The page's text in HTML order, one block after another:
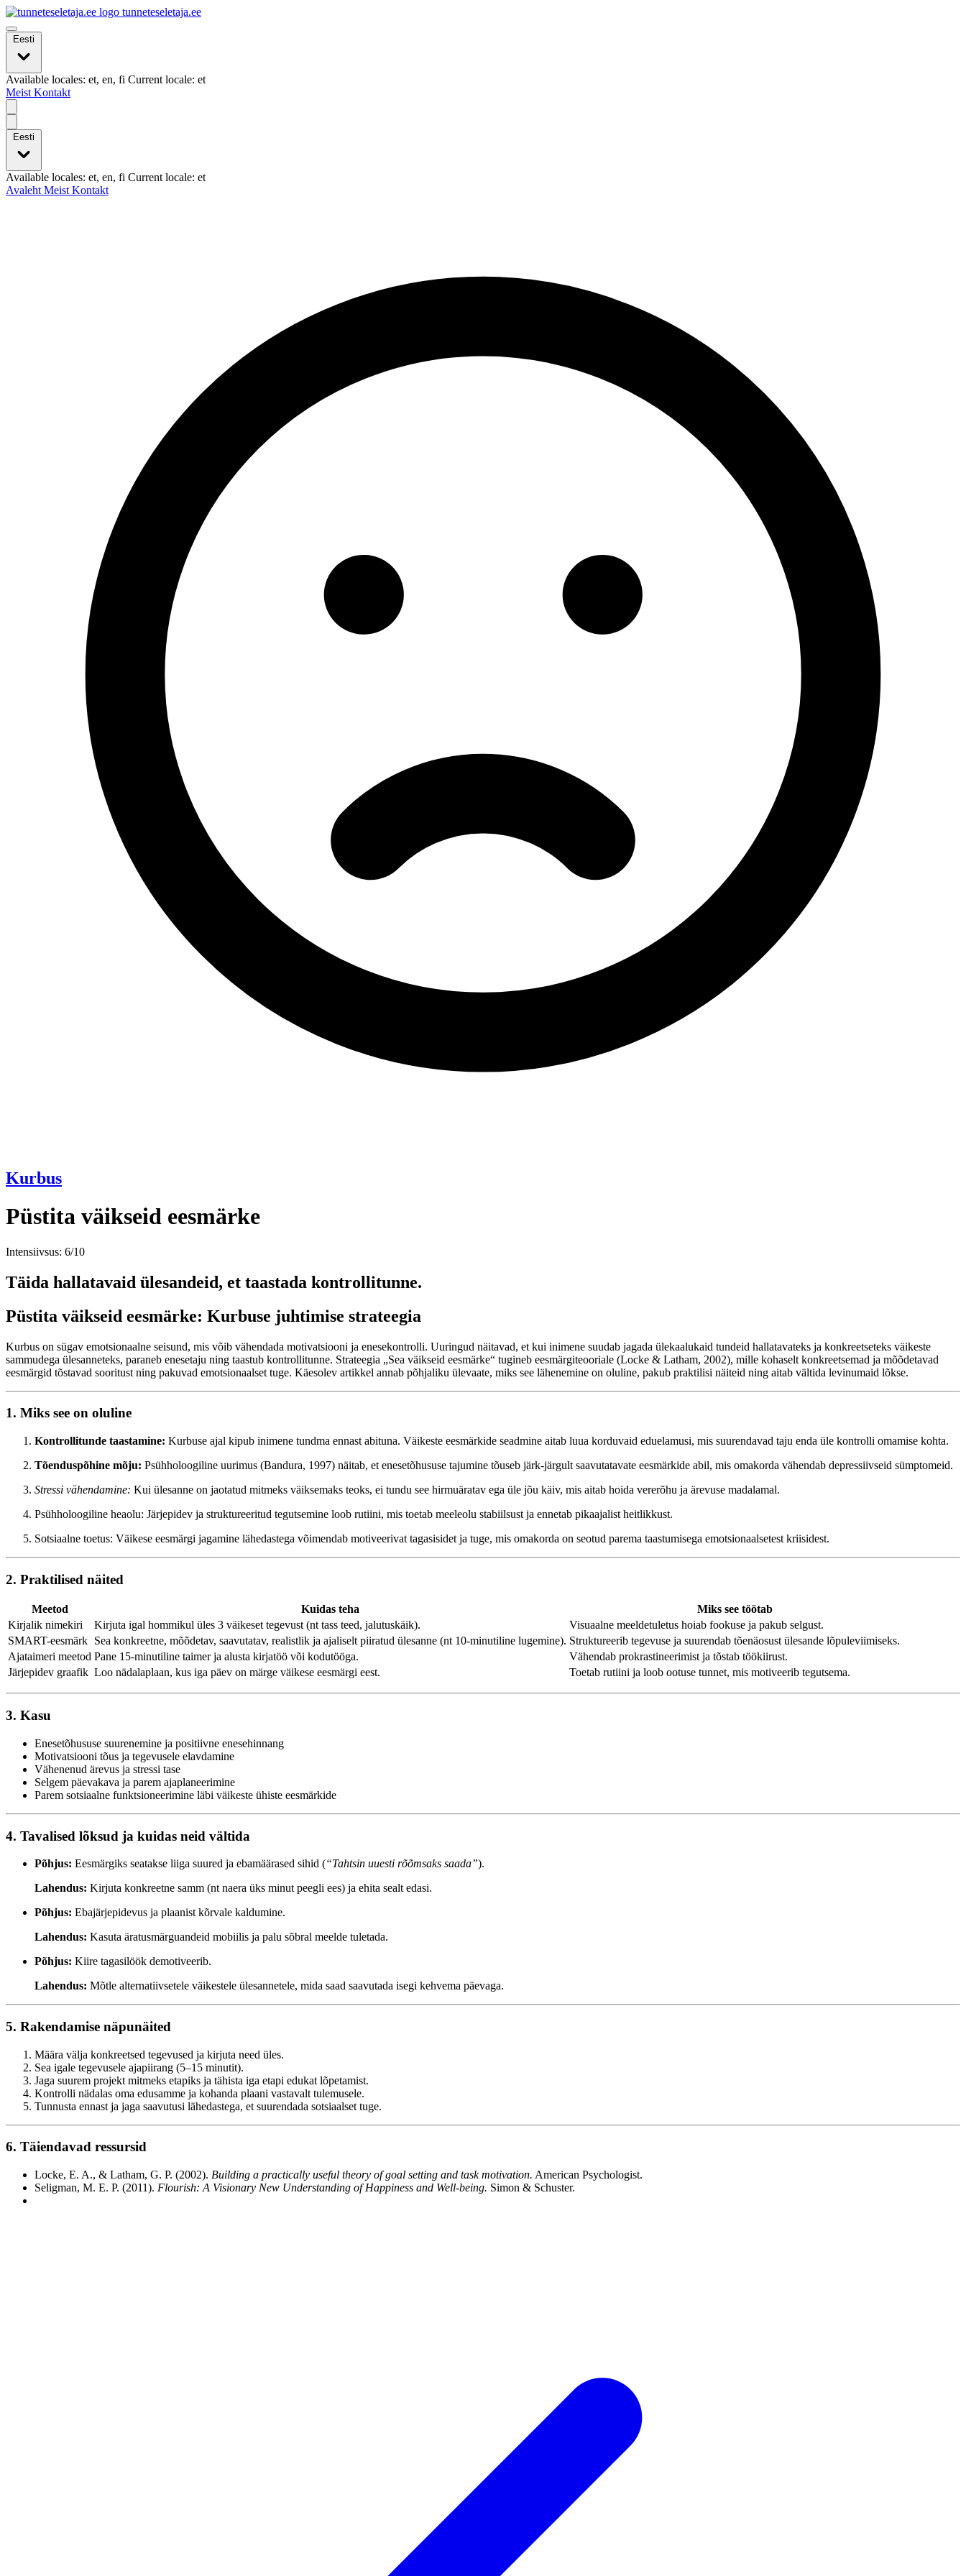
tunneteseletaja.ee
Eesti
Available locales: et, en, fi Current locale: et
Meist Kontakt
Eesti
Available locales: et, en, fi Current locale: et
Avaleht Meist Kontakt
Kurbus
Püstita väikseid eesmärke
Intensiivsus: 6/10
Täida hallatavaid ülesandeid, et taastada kontrollitunne.
Püstita väikseid eesmärke: Kurbuse juhtimise strateegia
Kurbus on sügav emotsionaalne seisund, mis võib vähendada motivatsiooni ja enesekontrolli. Uuringud näitavad, et kui inimene suudab jagada ülekaalukaid tundeid hallatavateks ja konkreetseteks väikeste
sammudega ülesanneteks, paraneb enesetaju ning taastub kontrollitunne. Strateegia „Sea väikseid eesmärke“ tugineb eesmärgiteooriale (Locke & Latham, 2002), mille kohaselt konkreetsemad ja mõõdetavad
eesmärgid tõstavad sooritust ning pakuvad emotsionaalset tuge. Käesolev artikkel annab põhjaliku ülevaate, miks see lähenemine on oluline, pakub praktilisi näiteid ning aitab vältida levinumaid lõkse.
1. Miks see on oluline
Kontrollitunde taastamine: Kurbuse ajal kipub inimene tundma ennast abituna. Väikeste eesmärkide seadmine aitab luua korduvaid eduelamusi, mis suurendavad taju enda üle kontrolli omamise kohta.
Tõenduspõhine mõju: Psühholoogiline uurimus (Bandura, 1997) näitab, et enesetõhususe tajumine tõuseb järk-järgult saavutatavate eesmärkide abil, mis omakorda vähendab depressiivseid sümptomeid.
Stressi vähendamine: Kui ülesanne on jaotatud mitmeks väiksemaks teoks, ei tundu see hirmuäratav ega üle jõu käiv, mis aitab hoida vererõhu ja ärevuse madalamal.
Psühholoogiline heaolu: Järjepidev ja struktureeritud tegutsemine loob rutiini, mis toetab meeleolu stabiilsust ja ennetab pikaajalist heitlikkust.
Sotsiaalne toetus: Väikese eesmärgi jagamine lähedastega võimendab motiveerivat tagasisidet ja tuge, mis omakorda on seotud parema taastumisega emotsionaalsetest kriisidest.
2. Praktilised näited
Meetod Kuidas teha
Miks see töötab
Kirjalik nimekiri
Kirjuta igal hommikul üles 3 väikeset tegevust (nt tass teed, jalutuskäik).
Visuaalne meeldetuletus hoiab fookuse ja pakub selgust.
SMART-eesmärk Sea konkreetne, mõõdetav, saavutatav, realistlik ja ajaliselt piiratud ülesanne (nt 10-minutiline lugemine). Struktureerib tegevuse ja suurendab tõenäosust ülesande lõpuleviimiseks.
Ajataimeri meetod Pane 15-minutiline taimer ja alusta kirjatöö või kodutööga.
Vähendab prokrastineerimist ja tõstab töökiirust.
Järjepidev graafik Loo nädalaplaan, kus iga päev on märge väikese eesmärgi eest. Toetab rutiini ja loob ootuse tunnet, mis motiveerib tegutsema.
3. Kasu
Enesetõhususe suurenemine ja positiivne enesehinnang
Motivatsiooni tõus ja tegevusele elavdamine
Vähenenud ärevus ja stressi tase
Selgem päevakava ja parem ajaplaneerimine
Parem sotsiaalne funktsioneerimine läbi väikeste ühiste eesmärkide
4. Tavalised lõksud ja kuidas neid vältida
Põhjus: Eesmärgiks seatakse liiga suured ja ebamäärased sihid (“Tahtsin uuesti rõõmsaks saada”).
Lahendus: Kirjuta konkreetne samm (nt naera üks minut peegli ees) ja ehita sealt edasi.
Põhjus: Ebajärjepidevus ja plaanist kõrvale kaldumine.
Lahendus: Kasuta äratusmärguandeid mobiilis ja palu sõbral meelde tuletada.
Põhjus: Kiire tagasilöök demotiveerib.
Lahendus: Mõtle alternatiivsetele väikestele ülesannetele, mida saad saavutada isegi kehvema päevaga.
5. Rakendamise näpunäited
Määra välja konkreetsed tegevused ja kirjuta need üles.
Sea igale tegevusele ajapiirang (5–15 minutit).
Jaga suurem projekt mitmeks etapiks ja tähista iga etapi edukat lõpetamist.
Kontrolli nädalas oma edusamme ja kohanda plaani vastavalt tulemusele.
Tunnusta ennast ja jaga saavutusi lähedastega, et suurendada sotsiaalset tuge.
6. Täiendavad ressursid
Locke, E. A., & Latham, G. P. (2002). Building a practically useful theory of goal setting and task motivation. American Psychologist.
Seligman, M. E. P. (2011). Flourish: A Visionary New Understanding of Happiness and Well-being. Simon & Schuster.